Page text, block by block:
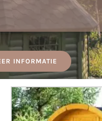
INFORMATIE